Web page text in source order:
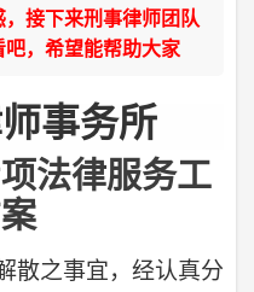
接下来刑事律师团队
，希望能帮助大家
事务所
法律服务工
散之事宜，经认真分